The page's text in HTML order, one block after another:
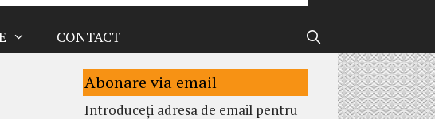
CONTACT
Abonare via email
Introduceți adresa de email pentru